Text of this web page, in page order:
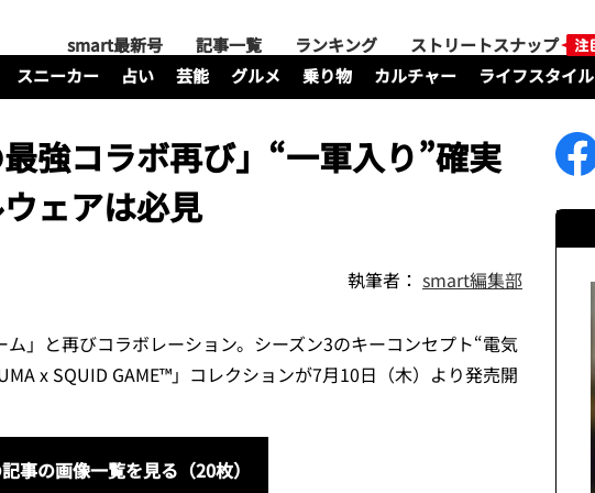
smart最新号 記事一覧 ランキング
ストリートスナップ
スニーカー 占い 芸能 グルメ 乗り物 カルチャー ライフスタイル
強コラボ再び」“一軍入り”確実
ェアは必見
執筆者： smart編集部
ム」と再びコラボレーション。シーズン3のキーコンセプト“電気
x SQUID GAME™」コレクションが7月10日（木）より発売開
事の画像一覧を見る（20枚）